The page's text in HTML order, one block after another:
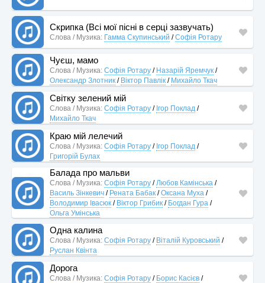
Скрипка (Всі мої пісні в серці зазвучать)
Слова / Музика: Гамма Скупинський /Софія Ротару
Чуєш, мамо
Слова / Музика: Софія Ротару / Назарій Яремчук /
Олександр Злотник / Віктор Павлік / Михайло Ткач
Світку зелений мій
Слова / Музика: Софія Ротару / Ігор Поклад /
Михайло Ткач
Краю мій лелечий
Слова / Музика: Софія Ротару / Ігор Поклад /
Григорій Булах
Балада про мальви
Слова / Музика: Софія Ротару /Любов Камінська /
Василь Зінкевич / Рената Бабак /Оксана Муха /
Володимир Івасюк / Віктор Грибик / Богдан Гура /
Ольга Умінська
Одна калина
Слова / Музика: Софія Ротару / Віталій Куровський /
Руслан Квінта
Дорога
Слова / Музика: Софія Ротару / Борис Касієв /